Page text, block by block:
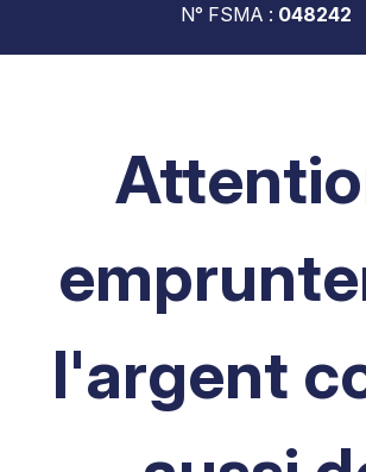
N° FSMA : 048242
l'argent